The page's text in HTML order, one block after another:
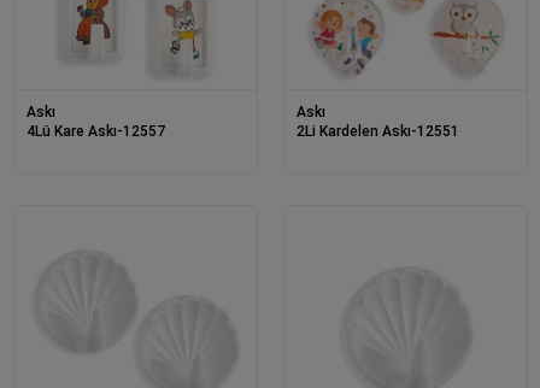
Askı
4Lü Kare Askı-12557
Askı
2Li Kardelen Askı-12551